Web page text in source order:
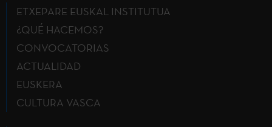
ETXEPARE EUSKAL INSTITUTUA
¿QUÉ HACEMOS?
CONVOCATORIAS
ACTUALIDAD
EUSKERA
CULTURA VASCA